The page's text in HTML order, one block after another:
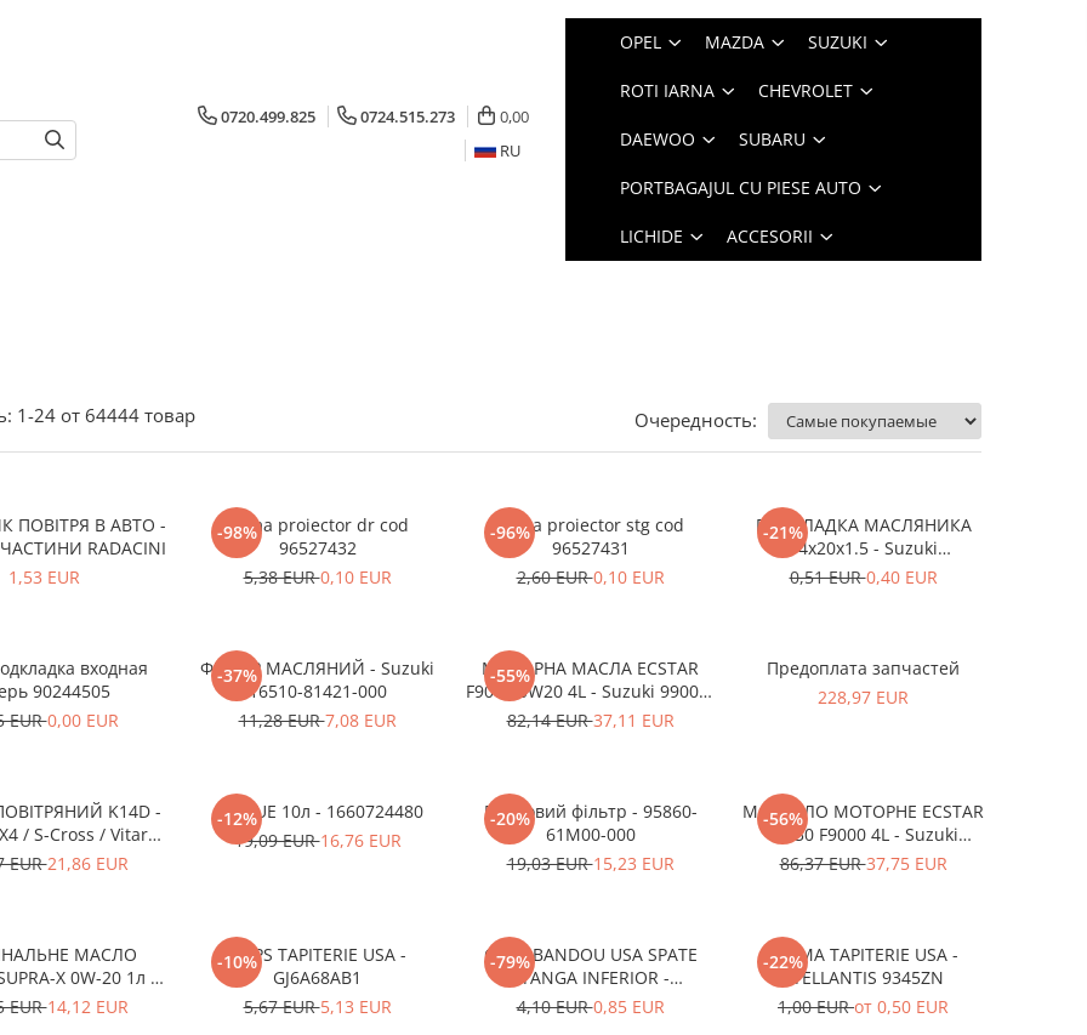
0720.499.825 0724.515.273
0,00
RU
OPEL MAZDA SUZUKI
ROTI IARNA CHEVROLET
DAEWOO SUBARU
PORTBAGAJUL CU PIESE AUTO
LICHIDE ACCESORII
1-24 от 64444 товар Очередность:
ПОВІТРЯ В АВТО -
RADACINI
1,53 EUR
-98%
Rama proiector dr cod
96527432
5,38 EUR0,10 EUR
-96%
Rama proiector stg cod
96527431
2,60 EUR0,10 EUR
-21%
ПРОКЛАДКА МАСЛЯНИКА
14x20x1.5 - Suzuki
09168M14015-000
0,51 EUR0,40 EUR
входная
90244505
EUR0,00 EUR
-37%
ФІЛЬТР МАСЛЯНИЙ - Suzuki
16510-81421-000
11,28 EUR7,08 EUR
-55%
МОТОРНА МАСЛА ECSTAR
F9000 0W20 4L - Suzuki 99000-
21E20-047
82,14 EUR37,11 EUR
Предоплата запчастей
228,97 EUR
K14D -
/ S-Cross / Vitara
53SA0-000
EUR21,86 EUR
-12%
ADBLUE 10л - 1660724480
19,09 EUR16,76 EUR
-20%
Пилковий фільтр - 95860-
61M00-000
19,03 EUR15,23 EUR
-56%
МАСТИЛО МОТОРНЕ ECSTAR
5W30 F9000 4L - Suzuki
990R0-21E72-004
86,37 EUR37,75 EUR
МАСЛО
X 0W-20 1л -
EUR14,12 EUR
-10%
CLIPS TAPITERIE USA -
GJ6A68AB1
5,67 EUR5,13 EUR
-79%
CLIPS BANDOU USA SPATE
STANGA INFERIOR -
KD5351SJ3A
4,10 EUR0,85 EUR
-22%
CLEMA TAPITERIE USA -
STELLANTIS 9345ZN
1,00 EURот 0,50 EUR